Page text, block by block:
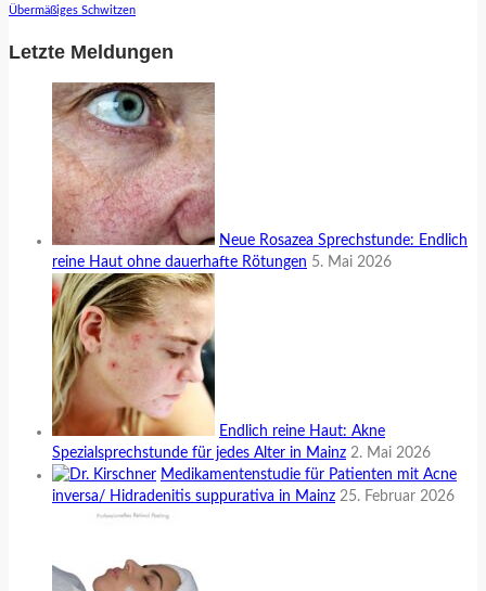
Übermäßiges Schwitzen
Letzte Meldungen
Neue Rosazea Sprechstunde: Endlich
reine Haut ohne dauerhafte Rötungen 5. Mai 2026
Endlich reine Haut: Akne
Spezialsprechstunde für jedes Alter in Mainz 2. Mai 2026
Medikamentenstudie für Patienten mit Acne
inversa/ Hidradenitis suppurativa in Mainz 25. Februar 2026